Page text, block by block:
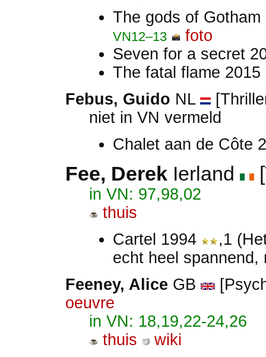
The gods of
VN12–13
foto
Seven for a secret
The fatal flame 2015
Febus, Guido NL
niet in VN vermeld
Chalet aan de Côte
Fee, Derek Ierland
in VN: 97,98,02
thuis
Cartel 1994
,1
echt heel spannend,
Feeney, Alice GB
oeuvre
in VN: 18,19,22-24,26
thuis
wiki